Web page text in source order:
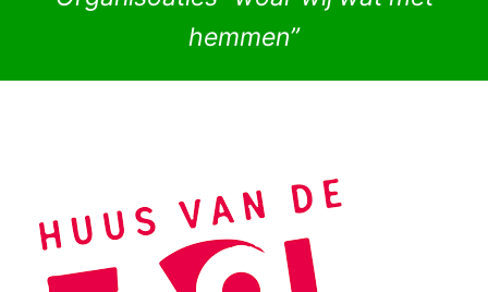
hemmen”